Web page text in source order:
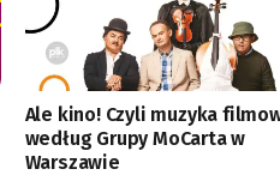
Ale kino! Czyli muzyka
według Grupy MoCarta w
Warszawie